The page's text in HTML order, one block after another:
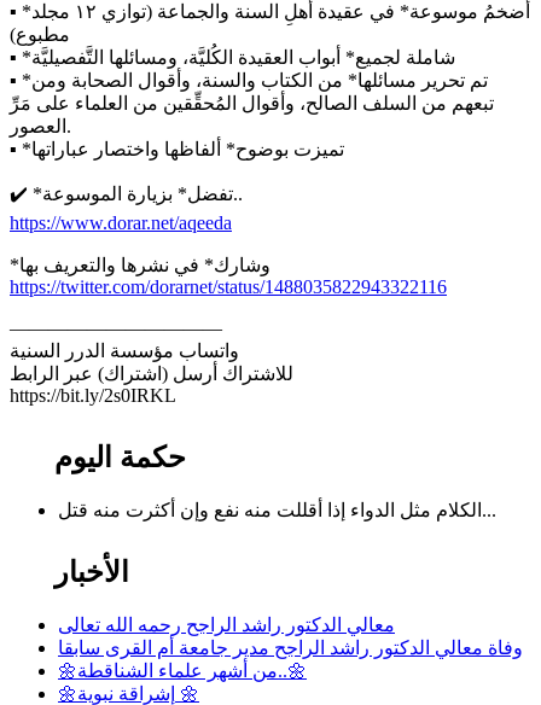
▪️ *أضخمُ موسوعة* في عقيدة أهلِ السنة والجماعة (توازي ١٢ مجلد
مطبوع)
▪️ *شاملة لجميع* أبواب العقيدة الكُليَّة، ومسائلها التَّفصيليَّة
▪️ *تم تحرير مسائلها* من الكتاب والسنة، وأقوال الصحابة ومن
تبعهم من السلف الصالح، وأقوال المُحقِّقين من العلماء على مَرِّ
العصور.
▪️ *تميزت بوضوح* ألفاظها واختصار عباراتها
✔️ *تفضل* بزيارة الموسوعة..
https://www.dorar.net/aqeeda
*وشارك* في نشرها والتعريف بها
https://twitter.com/dorarnet/status/1488035822943322116
———————————
واتساب مؤسسة الدرر السنية
للاشتراك أرسل (اشتراك) عبر الرابط
https://bit.ly/2s0IRKL
حكمة اليوم
الكلام مثل الدواء إذا أقللت منه نفع وإن أكثرت منه قتل...
الأخبار
معالي الدكتور راشد الراجح رحمه الله تعالى
وفاة معالي الدكتور راشد الراجح مدير جامعة أم القرى سابقا
🌼من أشهر علماء الشناقطة..🌼
🌼إشراقة نبوية 🌼